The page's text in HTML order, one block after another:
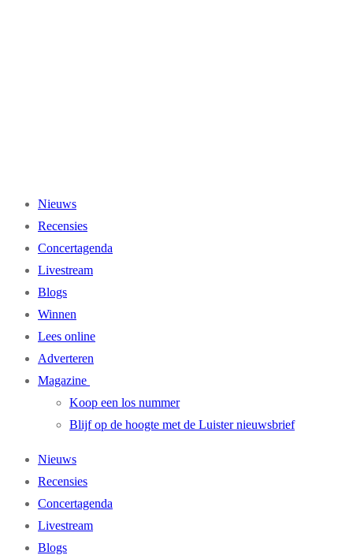
Nieuws
Recensies
Concertagenda
Livestream
Blogs
Winnen
Lees online
Adverteren
Magazine
Koop een los nummer
Blijf op de hoogte met de Luister nieuwsbrief
Nieuws
Recensies
Concertagenda
Livestream
Blogs